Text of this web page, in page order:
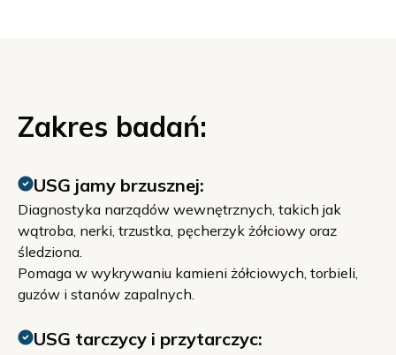
Zakres badań:
USG jamy brzusznej:
Diagnostyka narządów wewnętrznych, takich jak
wątroba, nerki, trzustka, pęcherzyk żółciowy oraz
śledziona.
Pomaga w wykrywaniu kamieni żółciowych, torbieli,
guzów i stanów zapalnych.
USG tarczycy i przytarczyc: